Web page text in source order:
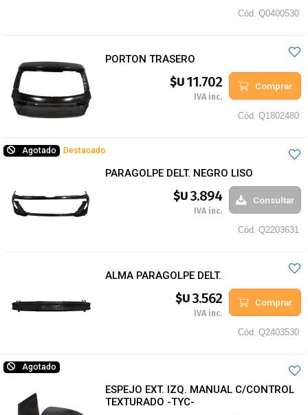
Cód. Q0400530
PORTON TRASERO
$U11.702
IVA inc.
Comprar
Cód. Q1802480
Agotado Destacado
PARAGOLPE DELT. NEGRO LISO
$U3.894
IVA inc.
Consultar
Cód. Q2203631
ALMA PARAGOLPE DELT.
$U3.562
IVA inc.
Comprar
Cód. Q2403530
Agotado
ESPEJO EXT. IZQ. MANUAL C/CONTROL
TEXTURADO -TYC-